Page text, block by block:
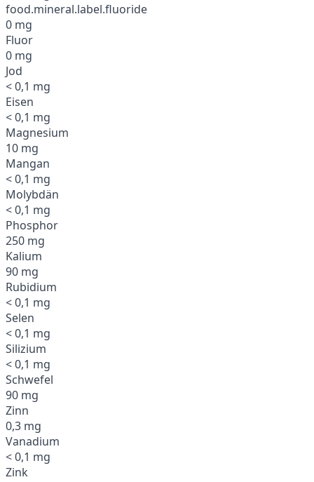
food.mineral.label.fluoride
0 mg
Fluor
0 mg
Jod
< 0,1 mg
Eisen
< 0,1 mg
Magnesium
10 mg
Mangan
< 0,1 mg
Molybdän
< 0,1 mg
Phosphor
250 mg
Kalium
90 mg
Rubidium
< 0,1 mg
Selen
< 0,1 mg
Silizium
< 0,1 mg
Schwefel
90 mg
Zinn
0,3 mg
Vanadium
< 0,1 mg
Zink